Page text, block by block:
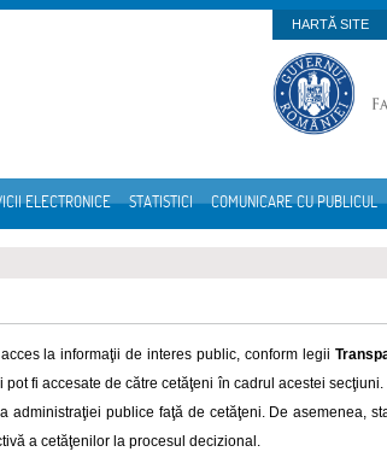
HARTĂ SITE
ELECTRONICE STATISTICI COMUNICARE CU PUBLICUL
la informaţii de interes public, conform legii
pot fi accesate de către cetăţeni în cadrul acestei secţiuni.
administraţiei publice faţă de cetăţeni. De asemenea,
a cetăţenilor la procesul decizional.